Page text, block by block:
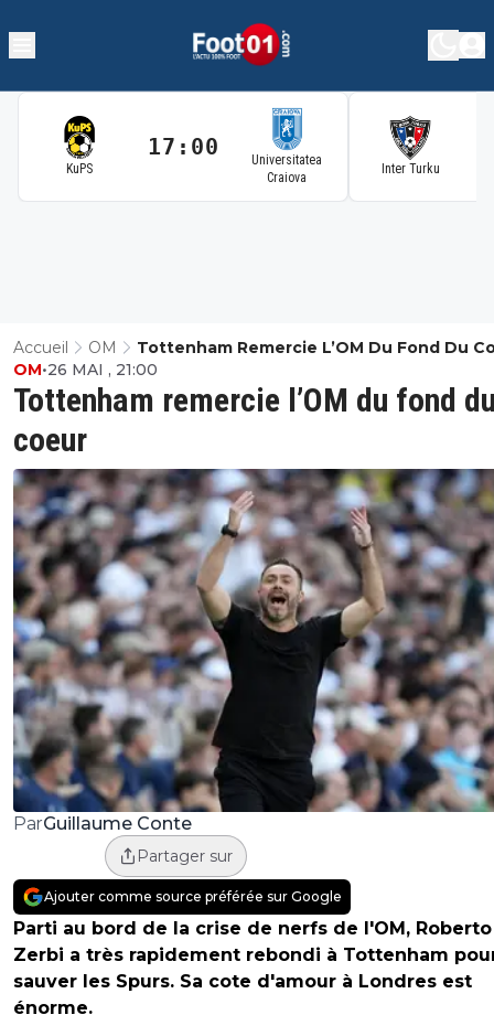
KuPS
17:00
Universitatea
Craiova
Inter Turku
Accueil OM Tottenham Remercie L’OM Du Fond Du
Tottenham remercie l’OM du fond
coeur
OM•26 MAI , 21:00
ParGuillaume Conte
Partager sur
Ajouter comme source préférée sur Google
Parti au bord de la crise de nerfs de l'OM,
Zerbi a très rapidement rebondi à Tottenham
sauver les Spurs. Sa cote d'amour à Londres est
énorme.